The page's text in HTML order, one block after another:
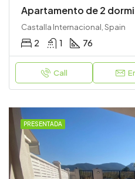
Apartamento de 2
Castalla Internacional, Spain
2 1 76
Call
PRESENTADA